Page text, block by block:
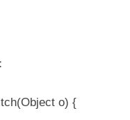
o) {